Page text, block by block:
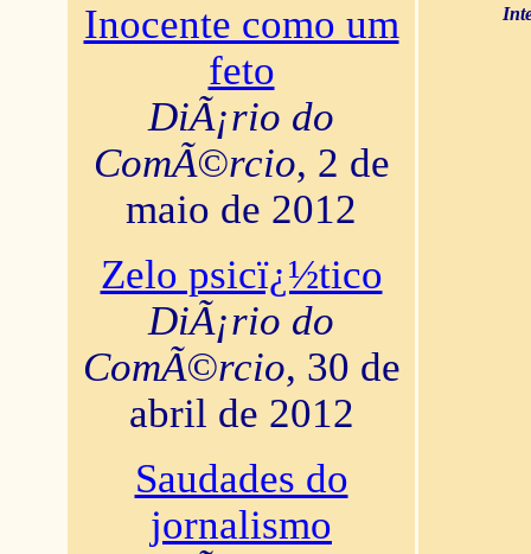
Inocente como um
feto
DiÃ¡rio do
ComÃ©rcio, 2 de
maio de 2012
Zelo psicï¿½tico
DiÃ¡rio do
ComÃ©rcio, 30 de
abril de 2012
Saudades do
jornalismo